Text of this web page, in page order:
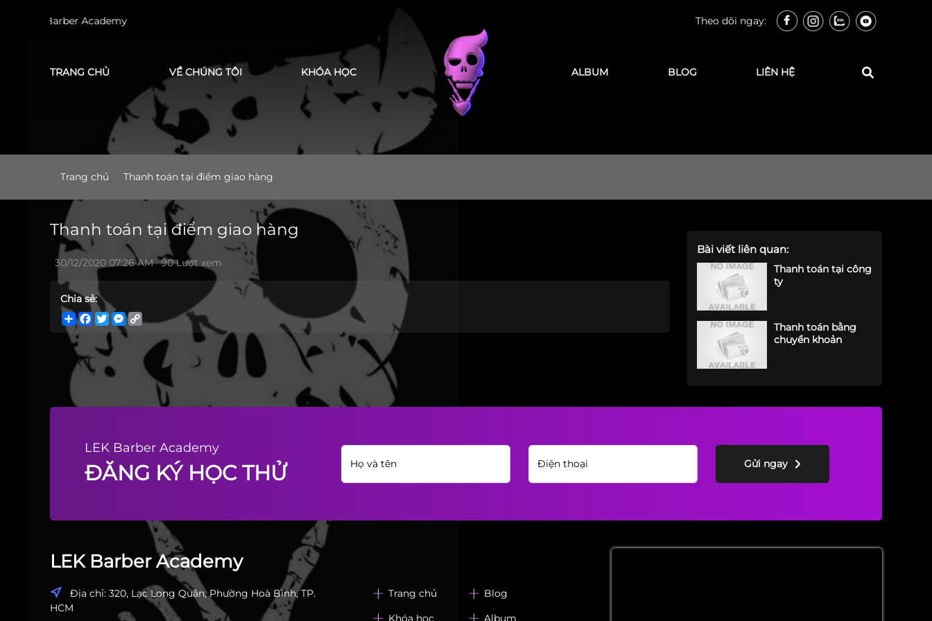
LEK Barber Academy Theo dõi ngay:
TRANG CHỦ VỀ CHÚNG TÔI KHÓA HỌC ALBUM BLOG LIÊN HỆ
Trang chủ Thanh toán tại điểm giao hàng
Thanh toán tại điểm giao hàng
30/12/2020 07:26 AM 90 Lượt xem
Chia sẻ:
ShareFacebook
TwitterMessenger
Bài viết liên quan:
Thanh toán tại công
ty
Thanh toán bằng
chuyển khoản
LEK Barber Academy
ĐĂNG KÝ HỌC THỬ Gửi ngay
LEK Barber Academy
Địa chỉ: 320, Lạc Long Quân, Phường Hoà Bình, TP.
HCM
Trang chủ
Blog
Khóa học
Album